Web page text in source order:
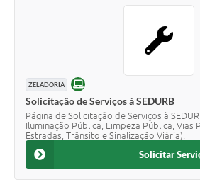
ZELADORIA ONLINE
Solicitação de Serviços à SEDURB
Página de Solicitação de Serviços à
Iluminação Pública; Limpeza Pública; Vias
Estradas, Trânsito e Sinalização Viária).
Solicitar